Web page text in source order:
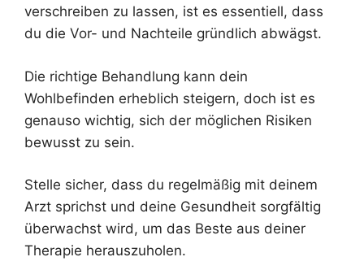
verschreiben zu lassen, ist es essentiell, dass
du die Vor- und Nachteile gründlich abwägst.
Die richtige Behandlung kann dein
Wohlbefinden erheblich steigern, doch ist es
genauso wichtig, sich der möglichen Risiken
bewusst zu sein.
Stelle sicher, dass du regelmäßig mit deinem
Arzt sprichst und deine Gesundheit sorgfältig
überwachst wird, um das Beste aus deiner
Therapie herauszuholen.